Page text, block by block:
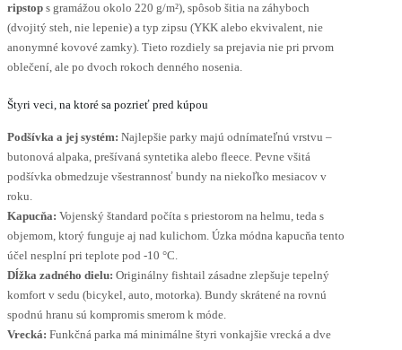
ripstop s gramážou okolo 220 g/m²), spôsob šitia na záhyboch
(dvojitý steh, nie lepenie) a typ zipsu (YKK alebo ekvivalent, nie
anonymné kovové zamky). Tieto rozdiely sa prejavia nie pri prvom
oblečení, ale po dvoch rokoch denného nosenia.
Štyri veci, na ktoré sa pozrieť pred kúpou
Podšívka a jej systém: Najlepšie parky majú odnímateľnú vrstvu –
butonová alpaka, prešívaná syntetika alebo fleece. Pevne všitá
podšívka obmedzuje všestrannosť bundy na niekoľko mesiacov v
roku.
Kapucňa: Vojenský štandard počíta s priestorom na helmu, teda s
objemom, ktorý funguje aj nad kulichom. Úzka módna kapucňa tento
účel nesplní pri teplote pod -10 °C.
Dĺžka zadného dielu: Originálny fishtail zásadne zlepšuje tepelný
komfort v sedu (bicykel, auto, motorka). Bundy skrátené na rovnú
spodnú hranu sú kompromis smerom k móde.
Vrecká: Funkčná parka má minimálne štyri vonkajšie vrecká a dve